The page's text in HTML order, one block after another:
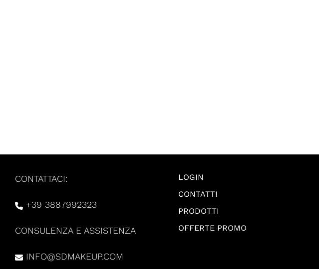
CONTATTACI:
+39 3887992323
CONSULENZA E ASSISTENZA
INFO@SDMAKEUP.COM
LOGIN
CONTATTI
PRODOTTI
OFFERTE PROMO